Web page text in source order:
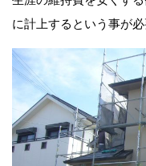
に計上するという事が